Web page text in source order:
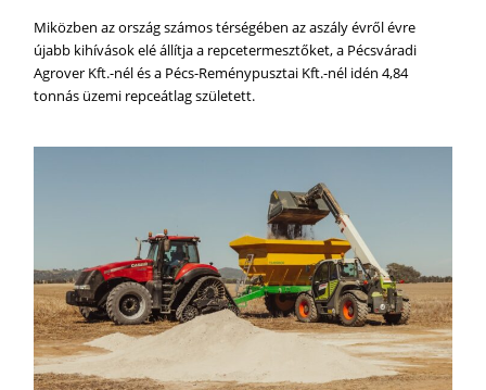
Miközben az ország számos térségében az aszály évről évre
újabb kihívások elé állítja a repcetermesztőket, a Pécsváradi
Agrover Kft.-nél és a Pécs-Reménypusztai Kft.-nél idén 4,84
tonnás üzemi repceátlag született.